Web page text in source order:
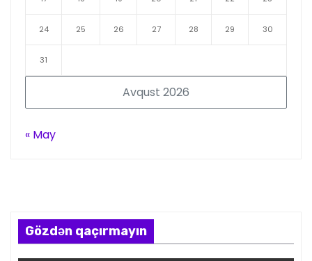
Avqust 2026
24 25 26 27 28 29 30
31
« May
Gözdən qaçırmayın